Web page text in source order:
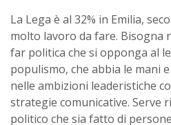
La Lega è al 32% in Emilia,
molto lavoro da fare. Bisogna
far politica che si opponga al
populismo, che abbia le mani
nelle ambizioni leaderistiche
strategie comunicative. Serve
politico che sia fatto di